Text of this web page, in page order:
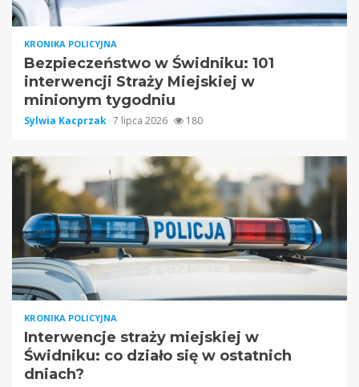
KRONIKA POLICYJNA
Bezpieczeństwo w Świdniku: 101
interwencji Straży Miejskiej w
minionym tygodniu
Sylwia Kacprzak 7 lipca 2026 180
KRONIKA POLICYJNA
Interwencje straży miejskiej w
Świdniku: co działo się w ostatnich
dniach?